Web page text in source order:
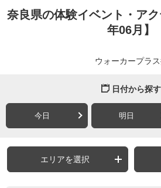
奈良県の体験イベント・ア
年06月】
ウォーカープラ
日付から探す
今日 明日
エリアを選択